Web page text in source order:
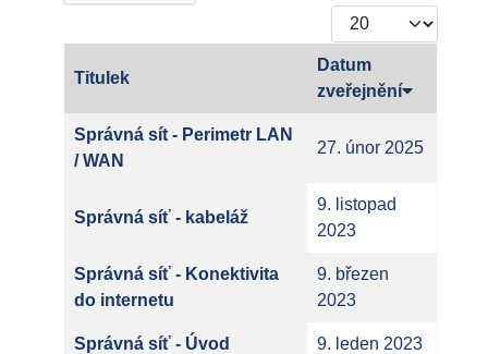
Počet zobrazení
Titulek
Datum
zveřejnění
Správná sít - Perimetr LAN
/ WAN
27. únor 2025
Správná síť - kabeláž
9. listopad
2023
Správná síť - Konektivita
do internetu
9. březen
2023
Správná síť - Úvod 9. leden 2023